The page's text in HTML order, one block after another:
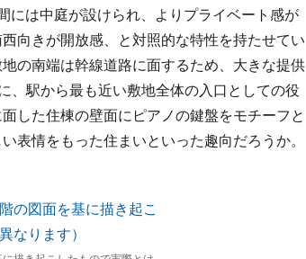
には中庭が設けられ、よりプライベート感が
向きが開放感、と対照的な特性を持たせてい
の南端は幹線道路に面するため、大きな提供
、駅から最も近い敷地全体の入口としての役
した住棟の壁面にピアノの鍵盤をモチーフと
表情をもった住まいといった趣向だろうか。